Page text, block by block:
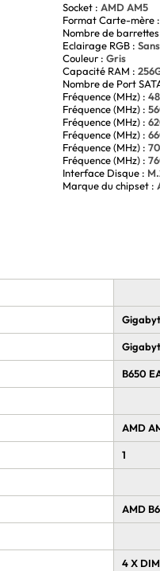
et améliore les performances
de haute qualité
d'une carte mère performante
Avec sa norme DDR5 et son
qualité. N'attendez plus
B650 EAGLE.
Socket : AMD AM5
Format Carte-mère :
Nombre de
Eclairage RGB :
Couleur : Gris
Capacité RAM :
Nombre de Port
Fréquence (MHz) :
Fréquence (MHz) :
Fréquence (MHz) :
Fréquence (MHz) :
Fréquence (MHz) :
Fréquence (MHz) :
Interface Disque :
Marque du chipset :
B650
AMD
1
AMD
4 X